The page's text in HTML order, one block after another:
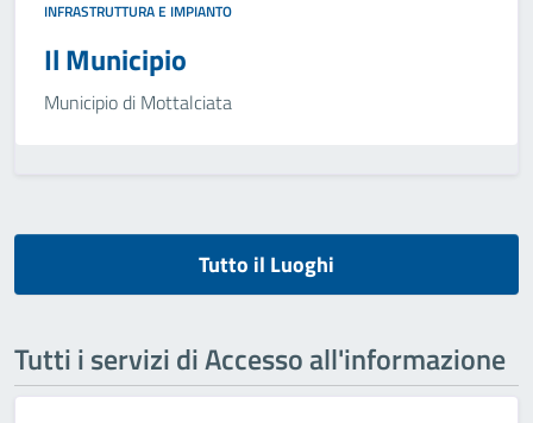
INFRASTRUTTURA E IMPIANTO
Il Municipio
Municipio di Mottalciata
Tutto il Luoghi
Tutti i servizi di Accesso all'informazione